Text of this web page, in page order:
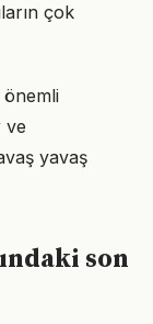
çok
önemli
ve
yavaş
son